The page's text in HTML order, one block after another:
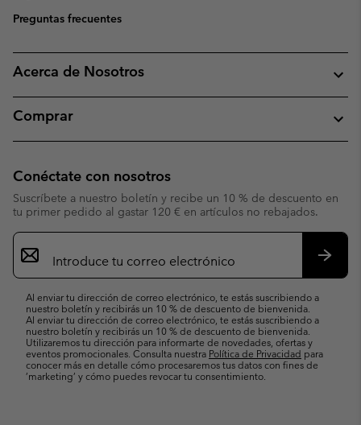
Preguntas frecuentes
Acerca de Nosotros
Comprar
Conéctate con nosotros
Suscríbete a nuestro boletín y recibe un 10 % de descuento en
tu primer pedido al gastar 120 € en artículos no rebajados.
Suscripción
de
correo
Al enviar tu dirección de correo electrónico, te estás suscribiendo a
nuestro boletín y recibirás un 10 % de descuento de bienvenida.
Al enviar tu dirección de correo electrónico, te estás suscribiendo a
nuestro boletín y recibirás un 10 % de descuento de bienvenida.
Utilizaremos tu dirección para informarte de novedades, ofertas y
eventos promocionales. Consulta nuestra Política de Privacidad para
conocer más en detalle cómo procesaremos tus datos con fines de
’marketing’ y cómo puedes revocar tu consentimiento.